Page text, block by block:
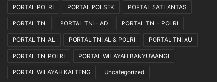
PORTAL POLRI PORTAL POLSEK PORTAL SATLANTAS
PORTAL TNI PORTAL TNI - AD PORTAL TNI - POLRI
PORTAL TNI AL PORTAL TNI AL & POLRI PORTAL TNI AU
PORTAL TNI POLRI PORTAL WILAYAH BANYUWANGI
PORTAL WILAYAH KALTENG Uncategorized